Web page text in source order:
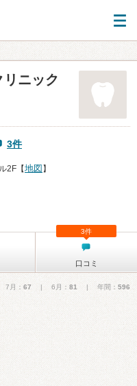
ニック
3件
2F【地図 】
口コミ
3件
7月： 67 | 6月： 81 | 年間： 596